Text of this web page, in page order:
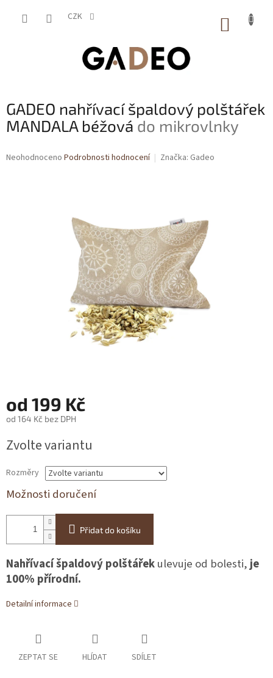
CZK
GADEO nahřívací špaldový polštářek
MANDALA béžová do mikrovlnky
Průměrné
Neohodnoceno Podrobnosti hodnocení Značka: Gadeo
od 199 Kč
od 164 Kč bez DPH
cena:
Zvolte variantu
Rozměry
Možnosti doručení
Přidat do košíku
Nahřívací špaldový polštářekulevuje od bolesti,je
100% přírodní.
Detailní informace
ZEPTAT SE HLÍDAT SDÍLET